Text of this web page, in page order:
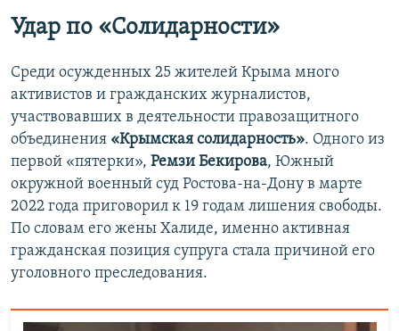
Удар по «Солидарности»
Среди осужденных 25 жителей Крыма много
активистов и гражданских журналистов,
участвовавших в деятельности правозащитного
объединения «Крымская солидарность». Одного из
первой «пятерки», Ремзи Бекирова, Южный
окружной военный суд Ростова-на-Дону в марте
2022 года приговорил к 19 годам лишения свободы.
По словам его жены Халиде, именно активная
гражданская позиция супруга стала причиной его
уголовного преследования.